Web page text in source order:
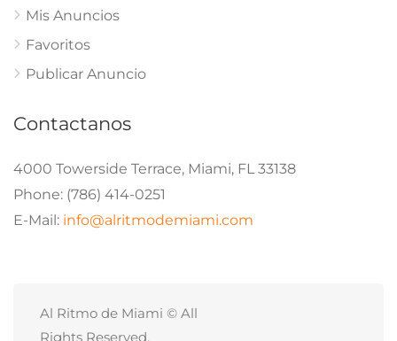
Mis Anuncios
Favoritos
Publicar Anuncio
Contactanos
4000 Towerside Terrace, Miami, FL 33138
Phone: (786) 414-0251
E-Mail: info@alritmodemiami.com
Al Ritmo de Miami © All
Rights Reserved.